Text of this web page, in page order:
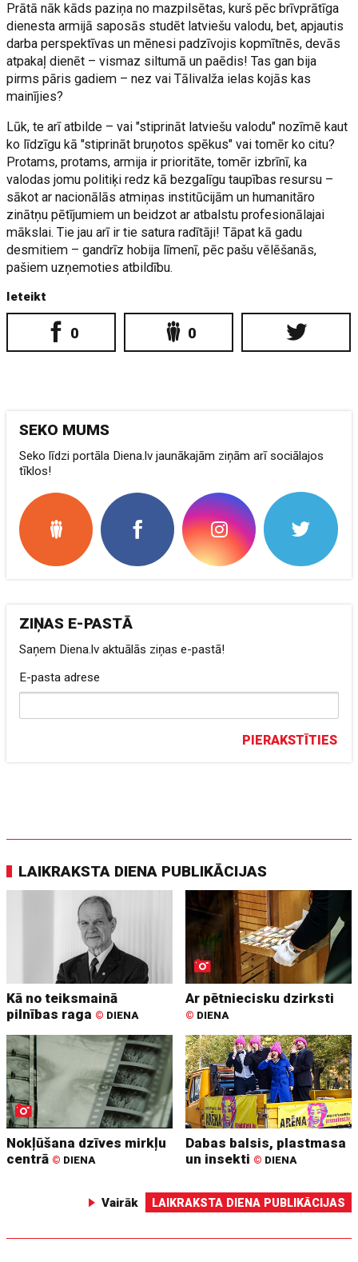
Prātā nāk kāds paziņa no mazpilsētas, kurš pēc brīvprātīga
dienesta armijā saposās studēt latviešu valodu, bet, apjautis
darba perspektīvas un mēnesi padzīvojis kopmītnēs, devās
atpakaļ dienēt – vismaz siltumā un paēdis! Tas gan bija
pirms pāris gadiem – nez vai Tālivalža ielas kojās kas
mainījies?
Lūk, te arī atbilde – vai "stiprināt latviešu valodu" nozīmē kaut
ko līdzīgu kā "stiprināt bruņotos spēkus" vai tomēr ko citu?
Protams, protams, armija ir prioritāte, tomēr izbrīnī, ka
valodas jomu politiķi redz kā bezgalīgu taupības resursu –
sākot ar nacionālās atmiņas institūcijām un humanitāro
zinātņu pētījumiem un beidzot ar atbalstu profesionālajai
mākslai. Tie jau arī ir tie satura radītāji! Tāpat kā gadu
desmitiem – gandrīz hobija līmenī, pēc pašu vēlēšanās,
pašiem uzņemoties atbildību.
Ieteikt
0 0
SEKO MUMS
Seko līdzi portāla Diena.lv jaunākajām ziņām arī sociālajos
tīklos!
ZIŅAS E-PASTĀ
Saņem Diena.lv aktuālās ziņas e-pastā!
E-pasta adrese
PIERAKSTĪTIES
LAIKRAKSTA DIENA PUBLIKĀCIJAS
Kā no teiksmainā
pilnības raga © DIENA
Ar pētniecisku dzirksti
© DIENA
Nokļūšana dzīves mirkļu
centrā © DIENA
Dabas balsis, plastmasa
un insekti © DIENA
Vairāk LAIKRAKSTA DIENA PUBLIKĀCIJAS